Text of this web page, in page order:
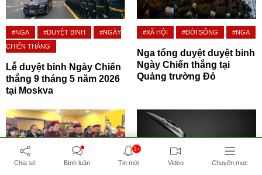
#NGA #DUYỆT BINH
#NGÀY
CHIẾN THẮNG
Lễ duyệt binh Ngày Chiến
thắng 9 tháng 5 năm 2026
tại Moskva
#XÃ HỘI #ĐỜI SỐNG #NGA
Nga tổng duyệt duyệt binh
Ngày Chiến thắng tại
Quảng trường Đỏ
Chia sẻ Bình luận
5+
Tin mới Video Chuyên mục